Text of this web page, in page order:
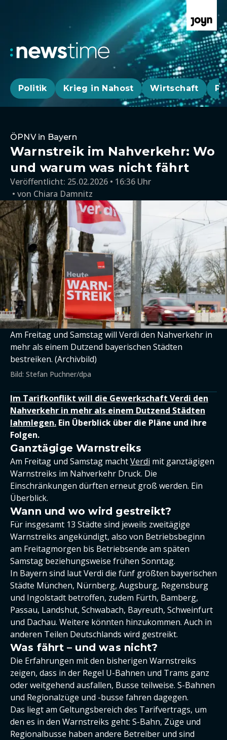
Politik Krieg in Nahost Wirtschaft
ÖPNV in Bayern
Warnstreik im Nahverkehr: Wo
und warum was nicht fährt
Veröffentlicht: 25.02.2026 • 16:36 Uhr
von Chiara Damnitz
Am Freitag und Samstag will Verdi den Nahverkehr in
mehr als einem Dutzend bayerischen Städten
bestreiken. (Archivbild)
Bild: Stefan Puchner/dpa
Im Tarifkonflikt will die Gewerkschaft Verdi den
Nahverkehr in mehr als einem Dutzend Städten
lahmlegen. Ein Überblick über die Pläne und ihre
Folgen.
Ganztägige Warnstreiks
Am Freitag und Samstag machtVerdi mit ganztägigen
Warnstreiks im Nahverkehr Druck. Die
Einschränkungen dürften erneut groß werden. Ein
Überblick.
Wann und wo wird gestreikt?
Für insgesamt 13 Städte sind jeweils zweitägige
Warnstreiks angekündigt, also von Betriebsbeginn
am Freitagmorgen bis Betriebsende am späten
Samstag beziehungsweise frühen Sonntag.
In Bayern sind laut Verdi die fünf größten bayerischen
Städte München, Nürnberg, Augsburg, Regensburg
und Ingolstadt betroffen, zudem Fürth, Bamberg,
Passau, Landshut, Schwabach, Bayreuth, Schweinfurt
und Dachau. Weitere könnten hinzukommen. Auch in
anderen Teilen Deutschlands wird gestreikt.
Was fährt – und was nicht?
Die Erfahrungen mit den bisherigen Warnstreiks
zeigen, dass in der Regel U-Bahnen und Trams ganz
oder weitgehend ausfallen, Busse teilweise. S-Bahnen
und Regionalzüge und -busse fahren dagegen.
Das liegt am Geltungsbereich des Tarifvertrags, um
den es in den Warnstreiks geht: S-Bahn, Züge und
Regionalbusse haben andere Betreiber und sind